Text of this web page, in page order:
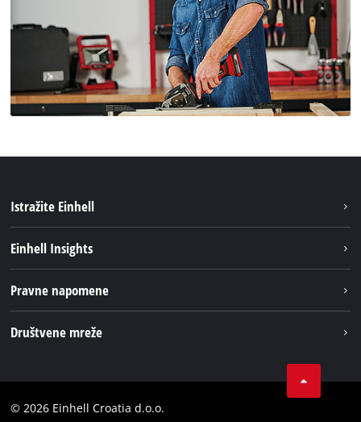
Istražite Einhell
Einhell Insights
Karijera
Obavijest za kupce
Pravne napomene
Sukladnost
Društvene mreže
YouТube
© 2026 Einhell Croatia d.o.o.